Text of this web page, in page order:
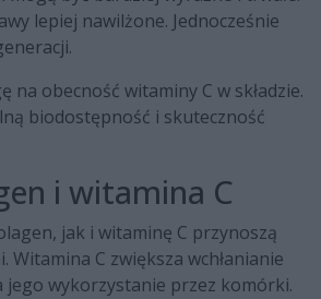
lepiej nawilżone. Jednocześnie
obecność witaminy C w składzie.
biodostępność i skuteczność
i witamina C
jak i witaminę C przynoszą
C zwiększa wchłanianie
wykorzystanie przez komórki.